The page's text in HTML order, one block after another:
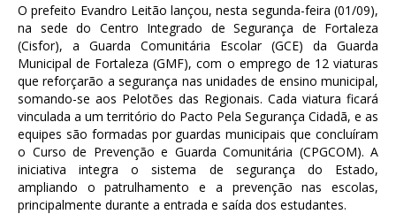
O prefeito Evandro Leitão lançou, nesta segunda-feira (01/09),
na sede do Centro Integrado de Segurança de Fortaleza
(Cisfor), a Guarda Comunitária Escolar (GCE) da Guarda
Municipal de Fortaleza (GMF), com o emprego de 12 viaturas
que reforçarão a segurança nas unidades de ensino municipal,
somando-se aos Pelotões das Regionais. Cada viatura ficará
vinculada a um território do Pacto Pela Segurança Cidadã, e as
equipes são formadas por guardas municipais que concluíram
o Curso de Prevenção e Guarda Comunitária (CPGCOM). A
iniciativa integra o sistema de segurança do Estado,
ampliando o patrulhamento e a prevenção nas escolas,
principalmente durante a entrada e saída dos estudantes.